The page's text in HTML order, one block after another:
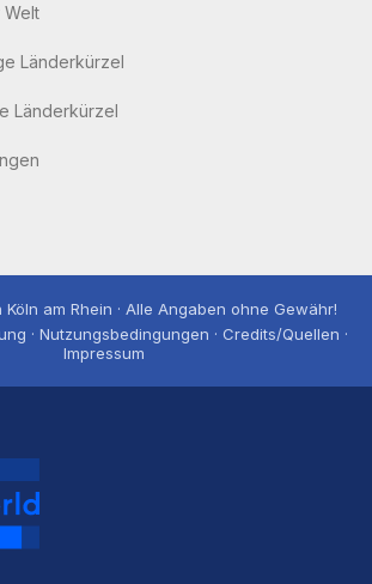
Welt
Länderkürzel
Länderkürzel
am Rhein · Alle Angaben ohne Gewähr!
· Nutzungsbedingungen · Credits/Quellen ·
Impressum